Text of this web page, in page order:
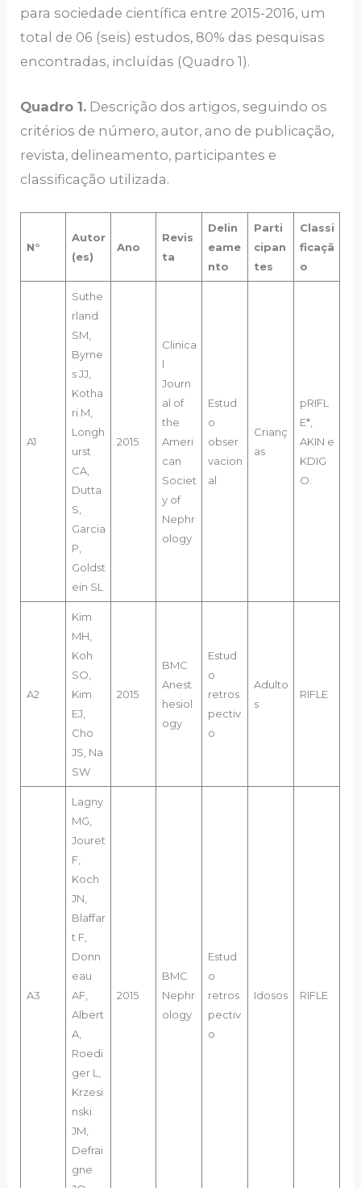
para sociedade científica entre 2015-2016, um
total de 06 (seis) estudos, 80% das pesquisas
encontradas, incluídas (Quadro 1).
Quadro 1. Descrição dos artigos, seguindo os
critérios de número, autor, ano de publicação,
revista, delineamento, participantes e
classificação utilizada.
N°
Autor
(es)
Ano
Revis
ta
Delin
eame
nto
Parti
cipan
tes
Classi
ficaçã
o
A1
Suthe
rland
SM,
Byrne
s JJ,
Kotha
ri M,
Longh
urst
CA,
Dutta
S,
Garcia
P,
Goldst
ein SL
2015
Clinica
l
Journ
al of
the
Ameri
can
Societ
y of
Nephr
ology
Estud
o
obser
vacion
al
Crianç
as
pRIFL
E*,
AKIN e
KDIG
O.
A2
Kim
MH,
Koh
SO,
Kim
EJ,
Cho
JS, Na
SW
2015
BMC
Anest
hesiol
ogy
Estud
o
retros
pectiv
o
Adulto
s
RIFLE
A3
Lagny
MG,
Jouret
F,
Koch
JN,
Blaffar
t F,
Donn
eau
AF,
Albert
A,
Roedi
ger L,
Krzesi
nski
JM,
Defrai
gne
2015
BMC
Nephr
ology
Estud
o
retros
pectiv
o
Idosos RIFLE